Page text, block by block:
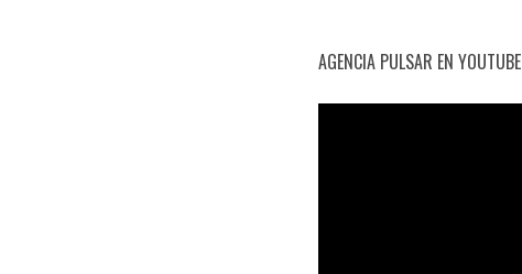
AGENCIA PULSAR EN YOUTUBE